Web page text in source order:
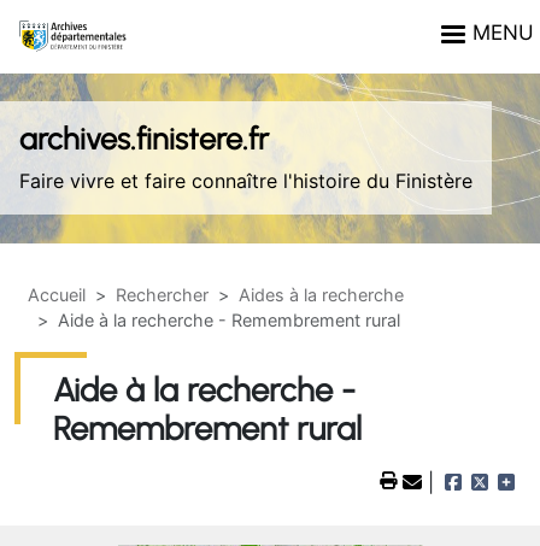
archives.finistere.fr
Faire vivre et faire connaître l'histoire du Finistère
MENU
Accueil Rechercher
Aides à la recherche
Aide à la recherche - Remembrement rural
Aide à la recherche -
Remembrement rural
Panneau de gestion des cookies